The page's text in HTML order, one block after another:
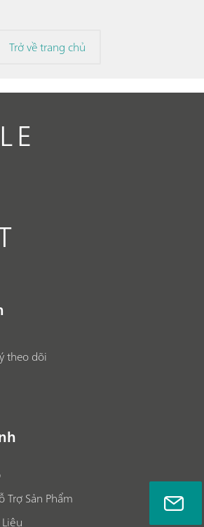
Trở về trang chủ
theo dõi
Trợ Sản Phẩm